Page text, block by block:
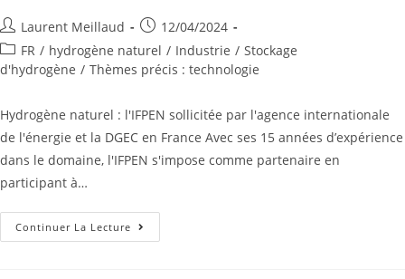
Laurent Meillaud
12/04/2024
FR / hydrogène naturel / Industrie / Stockage
d'hydrogène / Thèmes précis : technologie
Hydrogène naturel : l'IFPEN sollicitée par l'agence internationale
de l'énergie et la DGEC en France Avec ses 15 années d’expérience
dans le domaine, l'IFPEN s'impose comme partenaire en
participant à…
Continuer La Lecture